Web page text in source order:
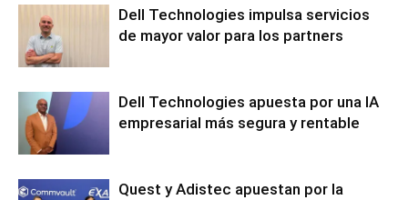
Dell Technologies impulsa servicios
de mayor valor para los partners
Dell Technologies apuesta por una IA
empresarial más segura y rentable
Quest y Adistec apuestan por la